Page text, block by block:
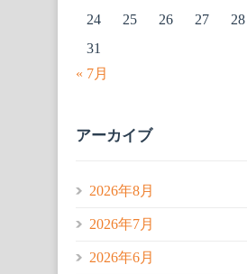
24
25 26 27 28
31
« 7月
アーカイブ
2026年8月
2026年7月
2026年6月